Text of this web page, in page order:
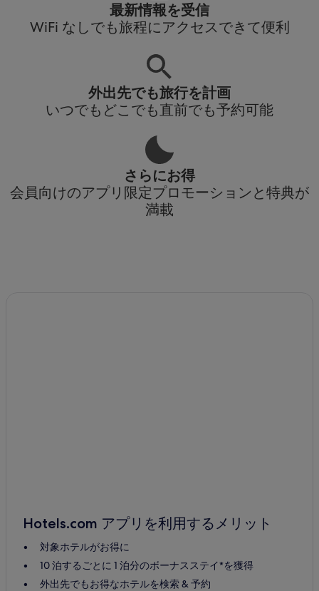
最新情報を受信
WiFi なしでも旅程にアクセスできて便利
外出先でも旅行を計画
いつでもどこでも直前でも予約可能
さらにお得
会員向けのアプリ限定プロモーションと特典が
満載
Hotels.com アプリを利用するメリット
対象ホテルがお得に
10 泊するごとに 1 泊分のボーナスステイ*を獲得
外出先でもお得なホテルを検索 & 予約